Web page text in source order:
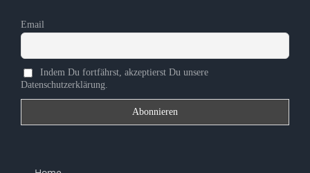
Email
Indem Du fortfährst, akzeptierst Du unsere
Datenschutzerklärung.